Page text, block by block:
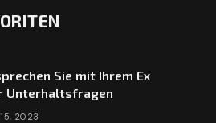
Sie mit Ihrem Ex
Unterhaltsfragen
2023